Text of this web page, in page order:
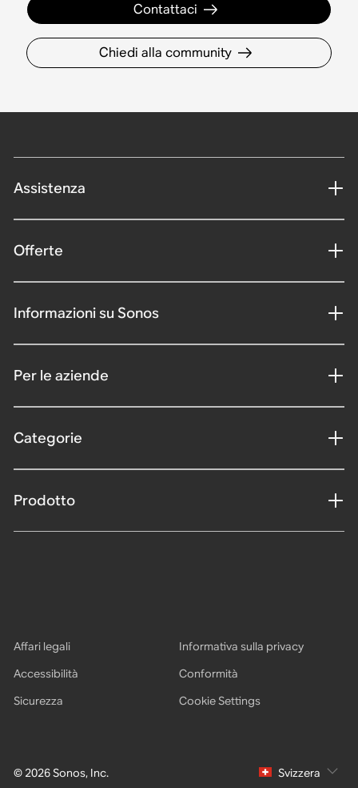
Contattaci
Chiedi alla community
Assistenza
Offerte
Informazioni su Sonos
Per le aziende
Categorie
Prodotto
© 2026 Sonos, Inc.
Affari legali
Informativa sulla privacy
Accessibilità
Conformità
Sicurezza
Cookie Settings
Svizzera